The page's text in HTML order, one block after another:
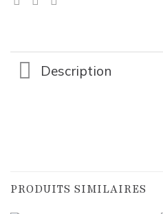
Description
PRODUITS SIMILAIRES